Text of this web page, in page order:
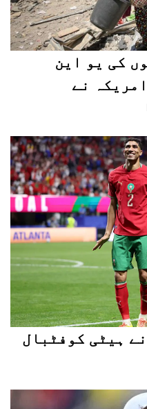
کی یو این
نے
ہیٹی کوفٹبال